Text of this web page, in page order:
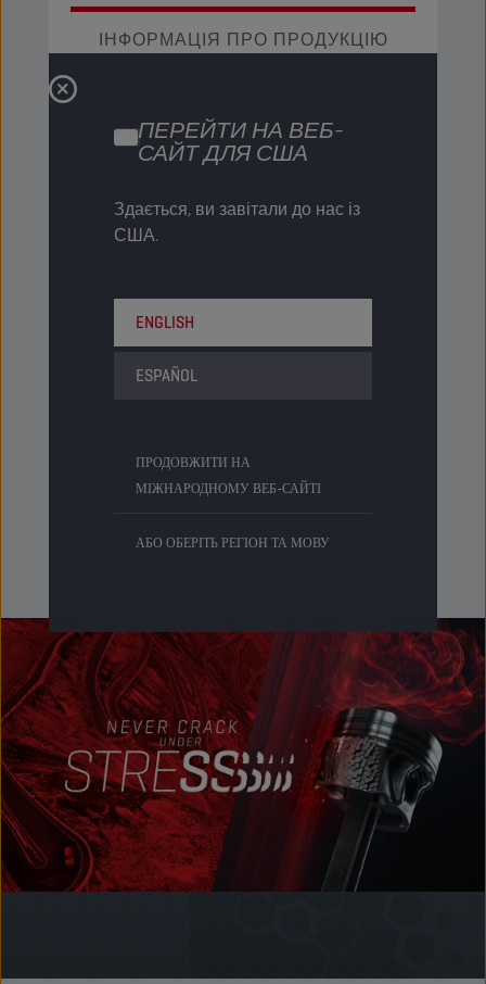
ПЕРЕЙТИ НА ВЕБ-
САЙТ ДЛЯ США
Здається, ви завітали до нас із
США.
ENGLISH
ESPAÑOL
ПРОДОВЖИТИ НА
МІЖНАРОДНОМУ ВЕБ-САЙТІ
АБО ОБЕРІТЬ РЕГІОН ТА МОВУ
ІНФОРМАЦІЯ ПРО ПРОДУКЦІЮ
Код продукту
5413048231049
Status ЗВИЧАЙНИЙ